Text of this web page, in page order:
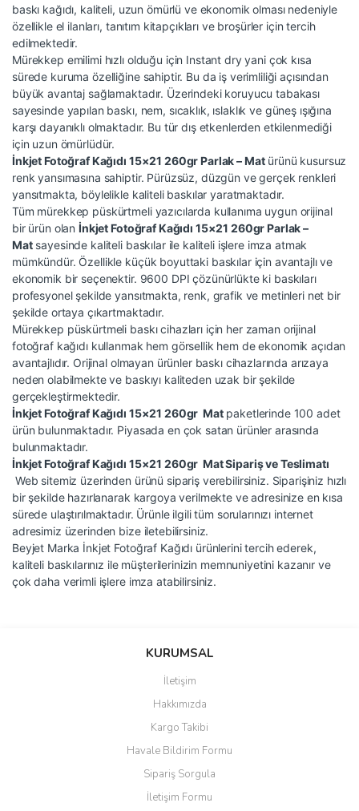
baskı kağıdı, kaliteli, uzun ömürlü ve ekonomik olması nedeniyle
özellikle el ilanları, tanıtım kitapçıkları ve broşürler için tercih
edilmektedir.
Mürekkep emilimi hızlı olduğu için Instant dry yani çok kısa
sürede kuruma özelliğine sahiptir. Bu da iş verimliliği açısından
büyük avantaj sağlamaktadır. Üzerindeki koruyucu tabakası
sayesinde yapılan baskı, nem, sıcaklık, ıslaklık ve güneş ışığına
karşı dayanıklı olmaktadır. Bu tür dış etkenlerden etkilenmediği
için uzun ömürlüdür.
İnkjet Fotoğraf Kağıdı 15×21 260gr Parlak – Matürünü kusursuz
renk yansımasına sahiptir. Pürüzsüz, düzgün ve gerçek renkleri
yansıtmakta, böylelikle kaliteli baskılar yaratmaktadır.
Tüm mürekkep püskürtmeli yazıcılarda kullanıma uygun orijinal
bir ürün olan İnkjet Fotoğraf Kağıdı 15×21 260gr Parlak –
Matsayesinde kaliteli baskılar ile kaliteli işlere imza atmak
mümkündür. Özellikle küçük boyuttaki baskılar için avantajlı ve
ekonomik bir seçenektir. 9600 DPI çözünürlükte ki baskıları
profesyonel şekilde yansıtmakta, renk, grafik ve metinleri net bir
şekilde ortaya çıkartmaktadır.
Mürekkep püskürtmeli baskı cihazları için her zaman orijinal
fotoğraf kağıdı kullanmak hem görsellik hem de ekonomik açıdan
avantajlıdır. Orijinal olmayan ürünler baskı cihazlarında arızaya
neden olabilmekte ve baskıyı kaliteden uzak bir şekilde
gerçekleştirmektedir.
İnkjet Fotoğraf Kağıdı 15×21 260gr Matpaketlerinde 100 adet
ürün bulunmaktadır. Piyasada en çok satan ürünler arasında
bulunmaktadır.
İnkjet Fotoğraf Kağıdı 15×21 260gr Mat Sipariş ve Teslimatı
Web sitemiz üzerinden ürünü sipariş verebilirsiniz. Siparişiniz hızlı
bir şekilde hazırlanarak kargoya verilmekte ve adresinize en kısa
sürede ulaştırılmaktadır. Ürünle ilgili tüm sorularınızı internet
adresimiz üzerinden bize iletebilirsiniz.
Beyjet Marka İnkjet Fotoğraf Kağıdı ürünlerini tercih ederek,
kaliteli baskılarınız ile müşterilerinizin memnuniyetini kazanır ve
çok daha verimli işlere imza atabilirsiniz.
Bu ürüne ilk yorumu siz yapın!
Ürün resmi kalitesiz, bozuk veya görüntülenemiyor.
Ürün açıklamasında eksik bilgiler bulunuyor.
Ürün bilgilerinde hatalar bulunuyor.
Ürün fiyatı diğer sitelerden daha pahalı.
Bu ürüne benzer farklı alternatifler olmalı.
KURUMSAL
İletişim
Hakkımızda
Kargo Takibi
Havale Bildirim Formu
Sipariş Sorgula
İletişim Formu